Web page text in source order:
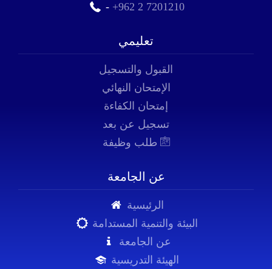
- +962 2 7201210
تعليمي
القبول والتسجيل
الإمتحان النهائي
إمتحان الكفاءة
تسجيل عن بعد
عن الجامعة
الرئيسية
البيئة والتنمية المستدامة
عن الجامعة
الهيئة التدريسية